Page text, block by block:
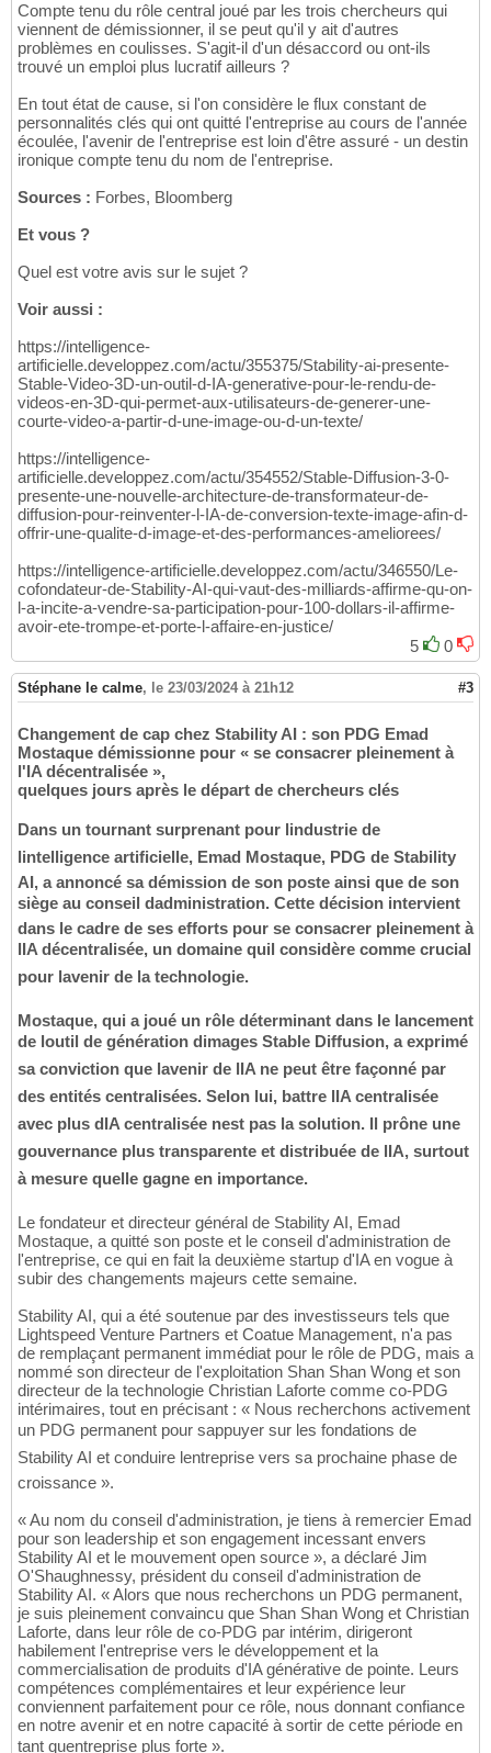
Compte tenu du rôle central joué par les trois chercheurs qui
viennent de démissionner, il se peut qu'il y ait d'autres
problèmes en coulisses. S'agit-il d'un désaccord ou ont-ils
trouvé un emploi plus lucratif ailleurs ?
En tout état de cause, si l'on considère le flux constant de
personnalités clés qui ont quitté l'entreprise au cours de l'année
écoulée, l'avenir de l'entreprise est loin d'être assuré - un destin
ironique compte tenu du nom de l'entreprise.
Sources : Forbes, Bloomberg
Et vous ?
Quel est votre avis sur le sujet ?
Voir aussi :
https://intelligence-
artificielle.developpez.com/actu/355375/Stability-ai-presente-
Stable-Video-3D-un-outil-d-IA-generative-pour-le-rendu-de-
videos-en-3D-qui-permet-aux-utilisateurs-de-generer-une-
courte-video-a-partir-d-une-image-ou-d-un-texte/
https://intelligence-
artificielle.developpez.com/actu/354552/Stable-Diffusion-3-0-
presente-une-nouvelle-architecture-de-transformateur-de-
diffusion-pour-reinventer-l-IA-de-conversion-texte-image-afin-d-
offrir-une-qualite-d-image-et-des-performances-ameliorees/
https://intelligence-artificielle.developpez.com/actu/346550/Le-
cofondateur-de-Stability-AI-qui-vaut-des-milliards-affirme-qu-on-
l-a-incite-a-vendre-sa-participation-pour-100-dollars-il-affirme-
avoir-ete-trompe-et-porte-l-affaire-en-justice/
5
0
Stéphane le calme, le 23/03/2024 à 21h12 #3
Changement de cap chez Stability AI : son PDG Emad
Mostaque démissionne pour « se consacrer pleinement à
l'IA décentralisée »,
quelques jours après le départ de chercheurs clés
Dans un tournant surprenant pour lindustrie de
lintelligence artificielle, Emad Mostaque, PDG de Stability
AI, a annoncé sa démission de son poste ainsi que de son
siège au conseil dadministration. Cette décision intervient
dans le cadre de ses efforts pour se consacrer pleinement à
lIA décentralisée, un domaine quil considère comme crucial
pour lavenir de la technologie.
Mostaque, qui a joué un rôle déterminant dans le lancement
de loutil de génération dimages Stable Diffusion, a exprimé
sa conviction que lavenir de lIA ne peut être façonné par
des entités centralisées. Selon lui, battre lIA centralisée
avec plus dIA centralisée nest pas la solution. Il prône une
gouvernance plus transparente et distribuée de lIA, surtout
à mesure quelle gagne en importance.
Le fondateur et directeur général de Stability AI, Emad
Mostaque, a quitté son poste et le conseil d'administration de
l'entreprise, ce qui en fait la deuxième startup d'IA en vogue à
subir des changements majeurs cette semaine.
Stability AI, qui a été soutenue par des investisseurs tels que
Lightspeed Venture Partners et Coatue Management, n'a pas
de remplaçant permanent immédiat pour le rôle de PDG, mais a
nommé son directeur de l'exploitation Shan Shan Wong et son
directeur de la technologie Christian Laforte comme co-PDG
intérimaires, tout en précisant : « Nous recherchons activement
un PDG permanent pour sappuyer sur les fondations de
Stability AI et conduire lentreprise vers sa prochaine phase de
croissance ».
« Au nom du conseil d'administration, je tiens à remercier Emad
pour son leadership et son engagement incessant envers
Stability AI et le mouvement open source », a déclaré Jim
O'Shaughnessy, président du conseil d'administration de
Stability AI. « Alors que nous recherchons un PDG permanent,
je suis pleinement convaincu que Shan Shan Wong et Christian
Laforte, dans leur rôle de co-PDG par intérim, dirigeront
habilement l'entreprise vers le développement et la
commercialisation de produits d'IA générative de pointe. Leurs
compétences complémentaires et leur expérience leur
conviennent parfaitement pour ce rôle, nous donnant confiance
en notre avenir et en notre capacité à sortir de cette période en
tant quentreprise plus forte ».